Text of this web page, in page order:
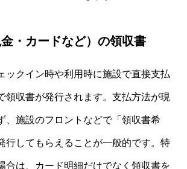
・カードなど）の領収書
ックイン時や利用時に施設で直接支払
領収書が発行されます。支払方法が現
、施設のフロントなどで「領収書希
行してもらえることが一般的です。特
合は、カード明細だけでなく領収書を